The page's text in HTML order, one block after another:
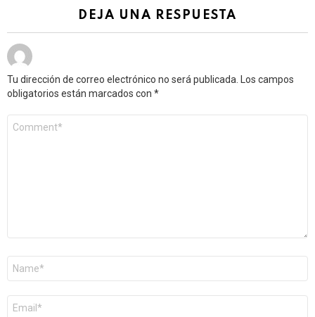
DEJA UNA RESPUESTA
Tu dirección de correo electrónico no será publicada.
Los campos
obligatorios están marcados con *
electrónico